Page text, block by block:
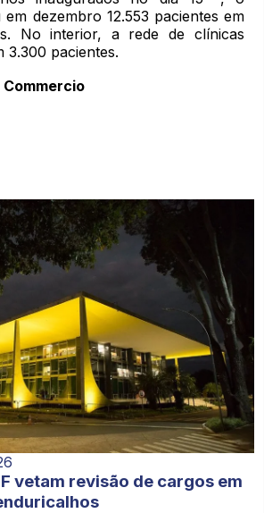
em dezembro 12.553 pacientes em
No interior, a rede de clínicas
3.300 pacientes.
vetam revisão de cargos em